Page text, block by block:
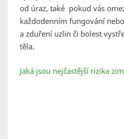
od úraz, také pokud vás
každodenním fungování
a zduření uzlin či bolest
těla.
Jaká jsou nejčastější rizika